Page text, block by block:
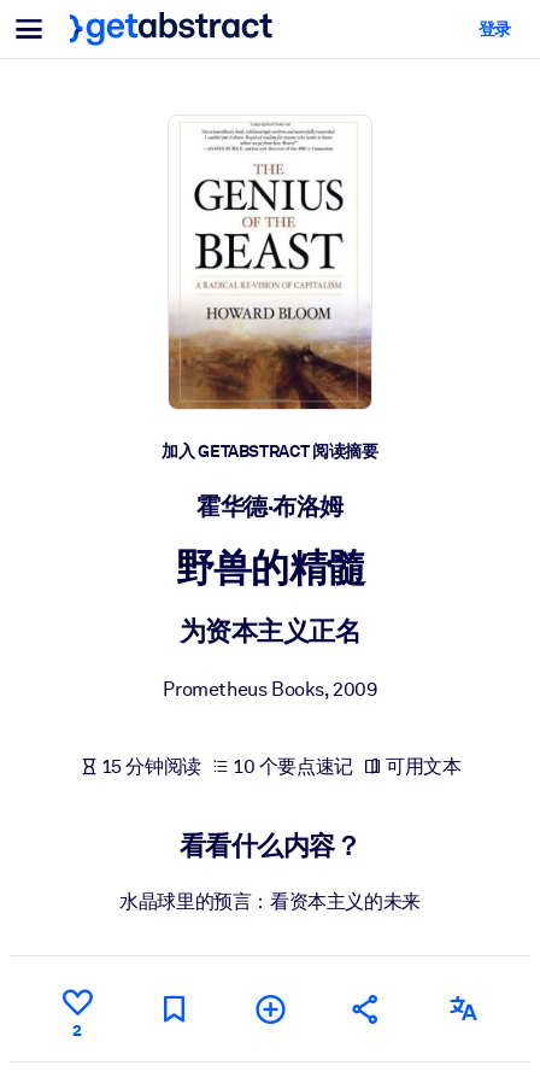
菜单
面向团队与管理者
为您的员工配备关键的人工智能技能。
帮助您的管理者为未来的工作时代做好准备。
让团队更轻松地共同学习、解决实际问题并更快采取行动。
技能提升与重塑
培养您的员工应对未来挑战所需的技能。
将简短且经过验证的知识引入您的 LMS/LXP，以获得更强的学习效
利用可靠、结构化的知识为您的人工智能系统提供动力，以改善输
面向人工智能系统
登录
加入 GETABSTRACT 阅读摘要
霍华德·布洛姆
野兽的精髓
为资本主义正名
Prometheus Books,2009
15 分钟阅读 10 个要点速记 可用文本
看看什么内容？
水晶球里的预言：看资本主义的未来
2